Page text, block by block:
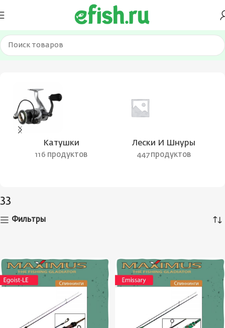
Главная Товар Длина рукояти, см 33
Катушки
116 продуктов
Лески И Шнуры
447 продуктов
33
Фильтры